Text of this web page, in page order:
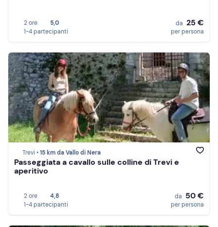
2 ore
5,0
1-4 partecipanti
da 25 €
per persona
Trevi •15 km da Vallo di Nera
Passeggiata a cavallo sulle colline di Trevi e
aperitivo
2 ore
4,8
1-4 partecipanti
da 50 €
per persona